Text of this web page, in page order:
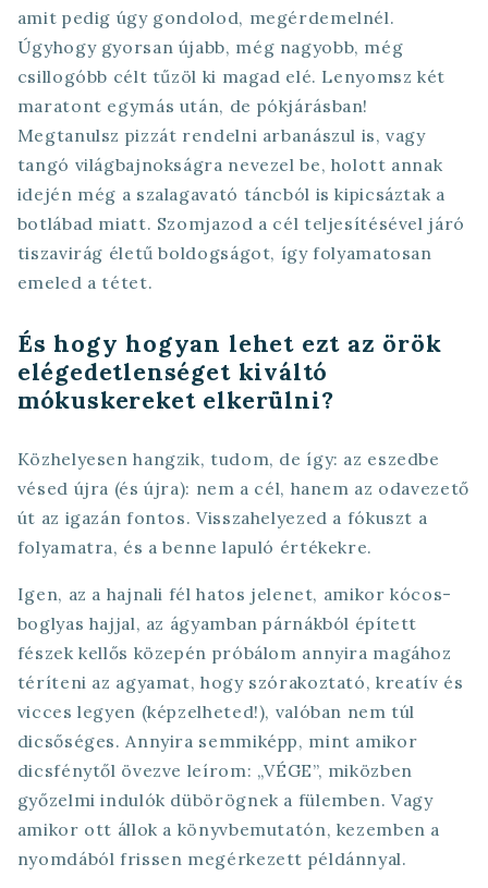
amit pedig úgy gondolod, megérdemelnél.
Úgyhogy gyorsan újabb, még nagyobb, még
csillogóbb célt tűzöl ki magad elé. Lenyomsz két
maratont egymás után, de pókjárásban!
Megtanulsz pizzát rendelni arbanászul is, vagy
tangó világbajnokságra nevezel be, holott annak
idején még a szalagavató táncból is kipicsáztak a
botlábad miatt. Szomjazod a cél teljesítésével járó
tiszavirág életű boldogságot, így folyamatosan
emeled a tétet.
És hogy hogyan lehet ezt az örök
elégedetlenséget kiváltó
mókuskereket elkerülni?
Közhelyesen hangzik, tudom, de így: az eszedbe
vésed újra (és újra): nem a cél, hanem az odavezető
út az igazán fontos. Visszahelyezed a fókuszt a
folyamatra, és a benne lapuló értékekre.
Igen, az a hajnali fél hatos jelenet, amikor kócos-
boglyas hajjal, az ágyamban párnákból épített
fészek kellős közepén próbálom annyira magához
téríteni az agyamat, hogy szórakoztató, kreatív és
vicces legyen (képzelheted!), valóban nem túl
dicsőséges. Annyira semmiképp, mint amikor
dicsfénytől övezve leírom: „VÉGE”, miközben
győzelmi indulók dübörögnek a fülemben. Vagy
amikor ott állok a könyvbemutatón, kezemben a
nyomdából frissen megérkezett példánnyal.